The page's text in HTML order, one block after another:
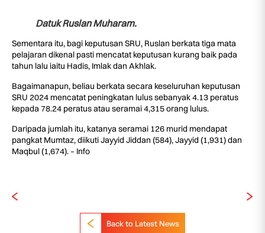
Datuk Ruslan Muharam.
Sementara itu, bagi keputusan SRU, Ruslan berkata tiga mata
pelajaran dikenal pasti mencatat keputusan kurang baik pada
tahun lalu iaitu Hadis, Imlak dan Akhlak.
Bagaimanapun, beliau berkata secara keseluruhan keputusan
SRU 2024 mencatat peningkatan lulus sebanyak 4.13 peratus
kepada 78.24 peratus atau seramai 4,315 orang lulus.
Daripada jumlah itu, katanya seramai 126 murid mendapat
pangkat Mumtaz, diikuti Jayyid Jiddan (584), Jayyid (1,931) dan
Maqbul (1,674). – Info
Back to Latest News